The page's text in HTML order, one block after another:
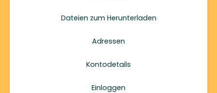
Dateien zum Herunterladen
Adressen
Kontodetails
Einloggen